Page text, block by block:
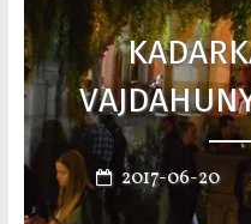
2017-06-20